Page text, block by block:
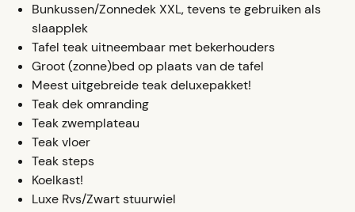
Bunkussen/Zonnedek XXL, tevens te gebruiken als
slaapplek
Tafel teak uitneembaar met bekerhouders
Groot (zonne)bed op plaats van de tafel
Meest uitgebreide teak deluxepakket!
Teak dek omranding
Teak zwemplateau
Teak vloer
Teak steps
Koelkast!
Luxe Rvs/Zwart stuurwiel